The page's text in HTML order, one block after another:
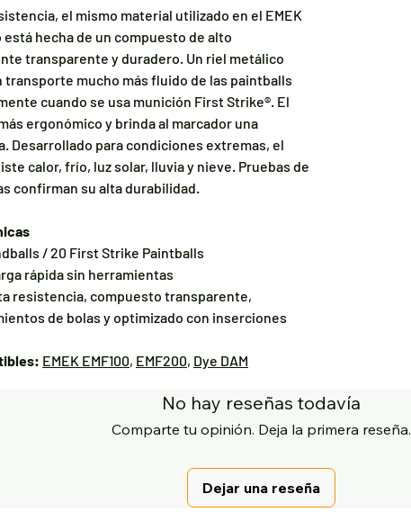
el mismo material utilizado en el EMEK
está hecha de un compuesto de alto
transparente y duradero. Un riel metálico
transporte mucho más fluido de las paintballs
cuando se usa munición First Strike®. El
ergonómico y brinda al marcador una
Desarrollado para condiciones extremas, el
calor, frío, luz solar, lluvia y nieve. Pruebas de
confirman su alta durabilidad.
/ 20 First Strike Paintballs
rápida sin herramientas
resistencia, compuesto transparente,
de bolas y optimizado con inserciones
EMEK EMF100, EMF200, Dye DAM
No hay reseñas todavía
Comparte tu opinión. Deja la primera reseña.
Dejar una reseña